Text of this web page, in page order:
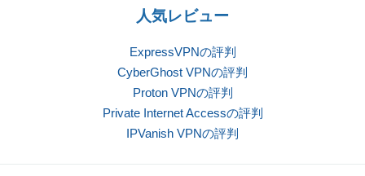
人気レビュー
ExpressVPNの評判
CyberGhost VPNの評判
Proton VPNの評判
Private Internet Accessの評判
IPVanish VPNの評判